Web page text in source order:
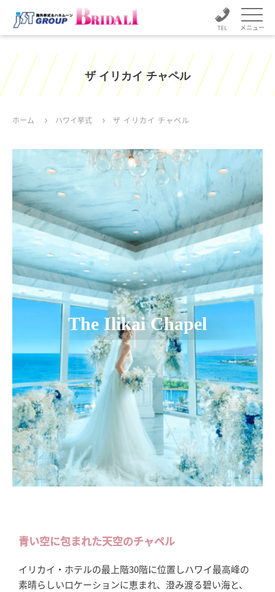
メニュー
ザ イリカイ チャペル
ホーム ハワイ挙式 ザ イリカイ チャペル
The Ilikai Chapel
青い空に包まれた天空のチャペル
イリカイ・ホテルの最上階30階に位置しハワイ最高峰の
素晴らしいロケーションに恵まれ、澄み渡る碧い海と、